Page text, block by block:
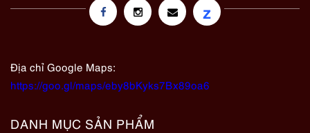
z
Địa chỉ Google Maps:
https://goo.gl/maps/eby8bKyks7Bx89oa6
DANH MỤC SẢN PHẨM